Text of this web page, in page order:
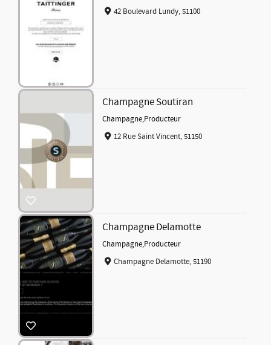
42 Boulevard Lundy, 51100
Champagne Soutiran
Champagne,Producteur
12 Rue Saint Vincent, 51150
Champagne Delamotte
Champagne,Producteur
Champagne Delamotte, 51190